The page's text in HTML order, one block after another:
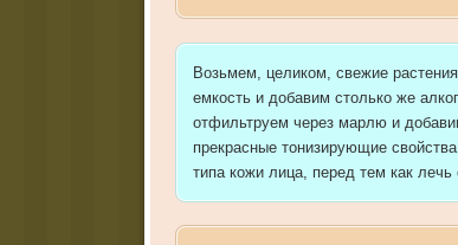
Возьмем, целиком, свежие
емкость и добавим столько же
отфильтруем через марлю и
прекрасные тонизирующие
типа кожи лица, перед тем как лечь